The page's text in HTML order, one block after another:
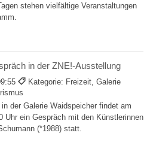
stehen vielfältige Veranstaltungen
in der ZNE!-Ausstellung
Kategorie: Freizeit, Galerie
der Galerie Waidspeicher findet am
Uhr ein Gespräch mit den Künstlerinnen
(*1988) statt.